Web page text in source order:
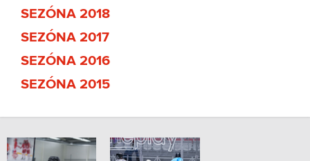
SEZÓNA 2018
SEZÓNA 2017
SEZÓNA 2016
SEZÓNA 2015